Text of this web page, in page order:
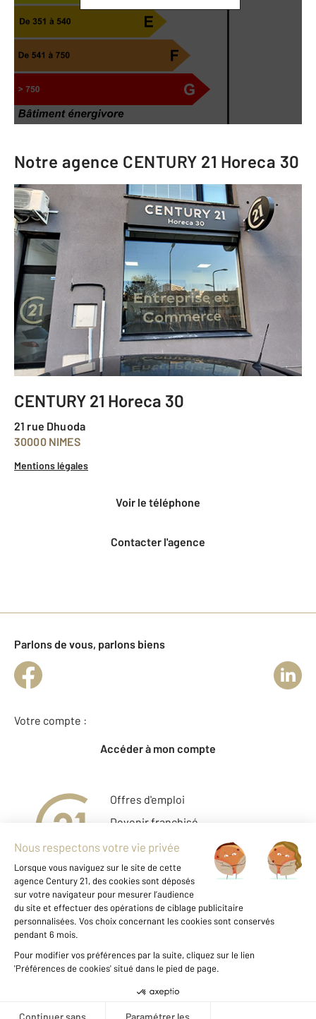
Notre agence CENTURY 21 Horeca 30
CENTURY 21 Horeca 30
21 rue Dhuoda
30000 NIMES
Mentions légales
voir le téléphone
Contacter l'agence
Parlons de vous, parlons biens
Votre compte :
Accéder à mon compte
Offres d'emploi
Devenir franchisé
Entreprise et commerce
Fine Homes & Estates
International
Mentions légales & CGU